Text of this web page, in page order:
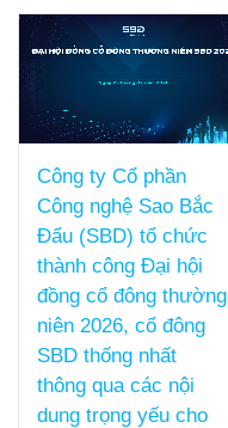
Công ty Cổ phần
Công nghệ Sao Bắc
Đẩu (SBD) tổ chức
thành công Đại hội
đồng cổ đông thường
niên 2026, cổ đông
SBD thống nhất
thông qua các nội
dung trọng yếu cho